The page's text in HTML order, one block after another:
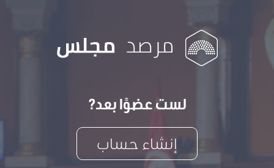
لست عضوًا بعد?
إنشاء حساب